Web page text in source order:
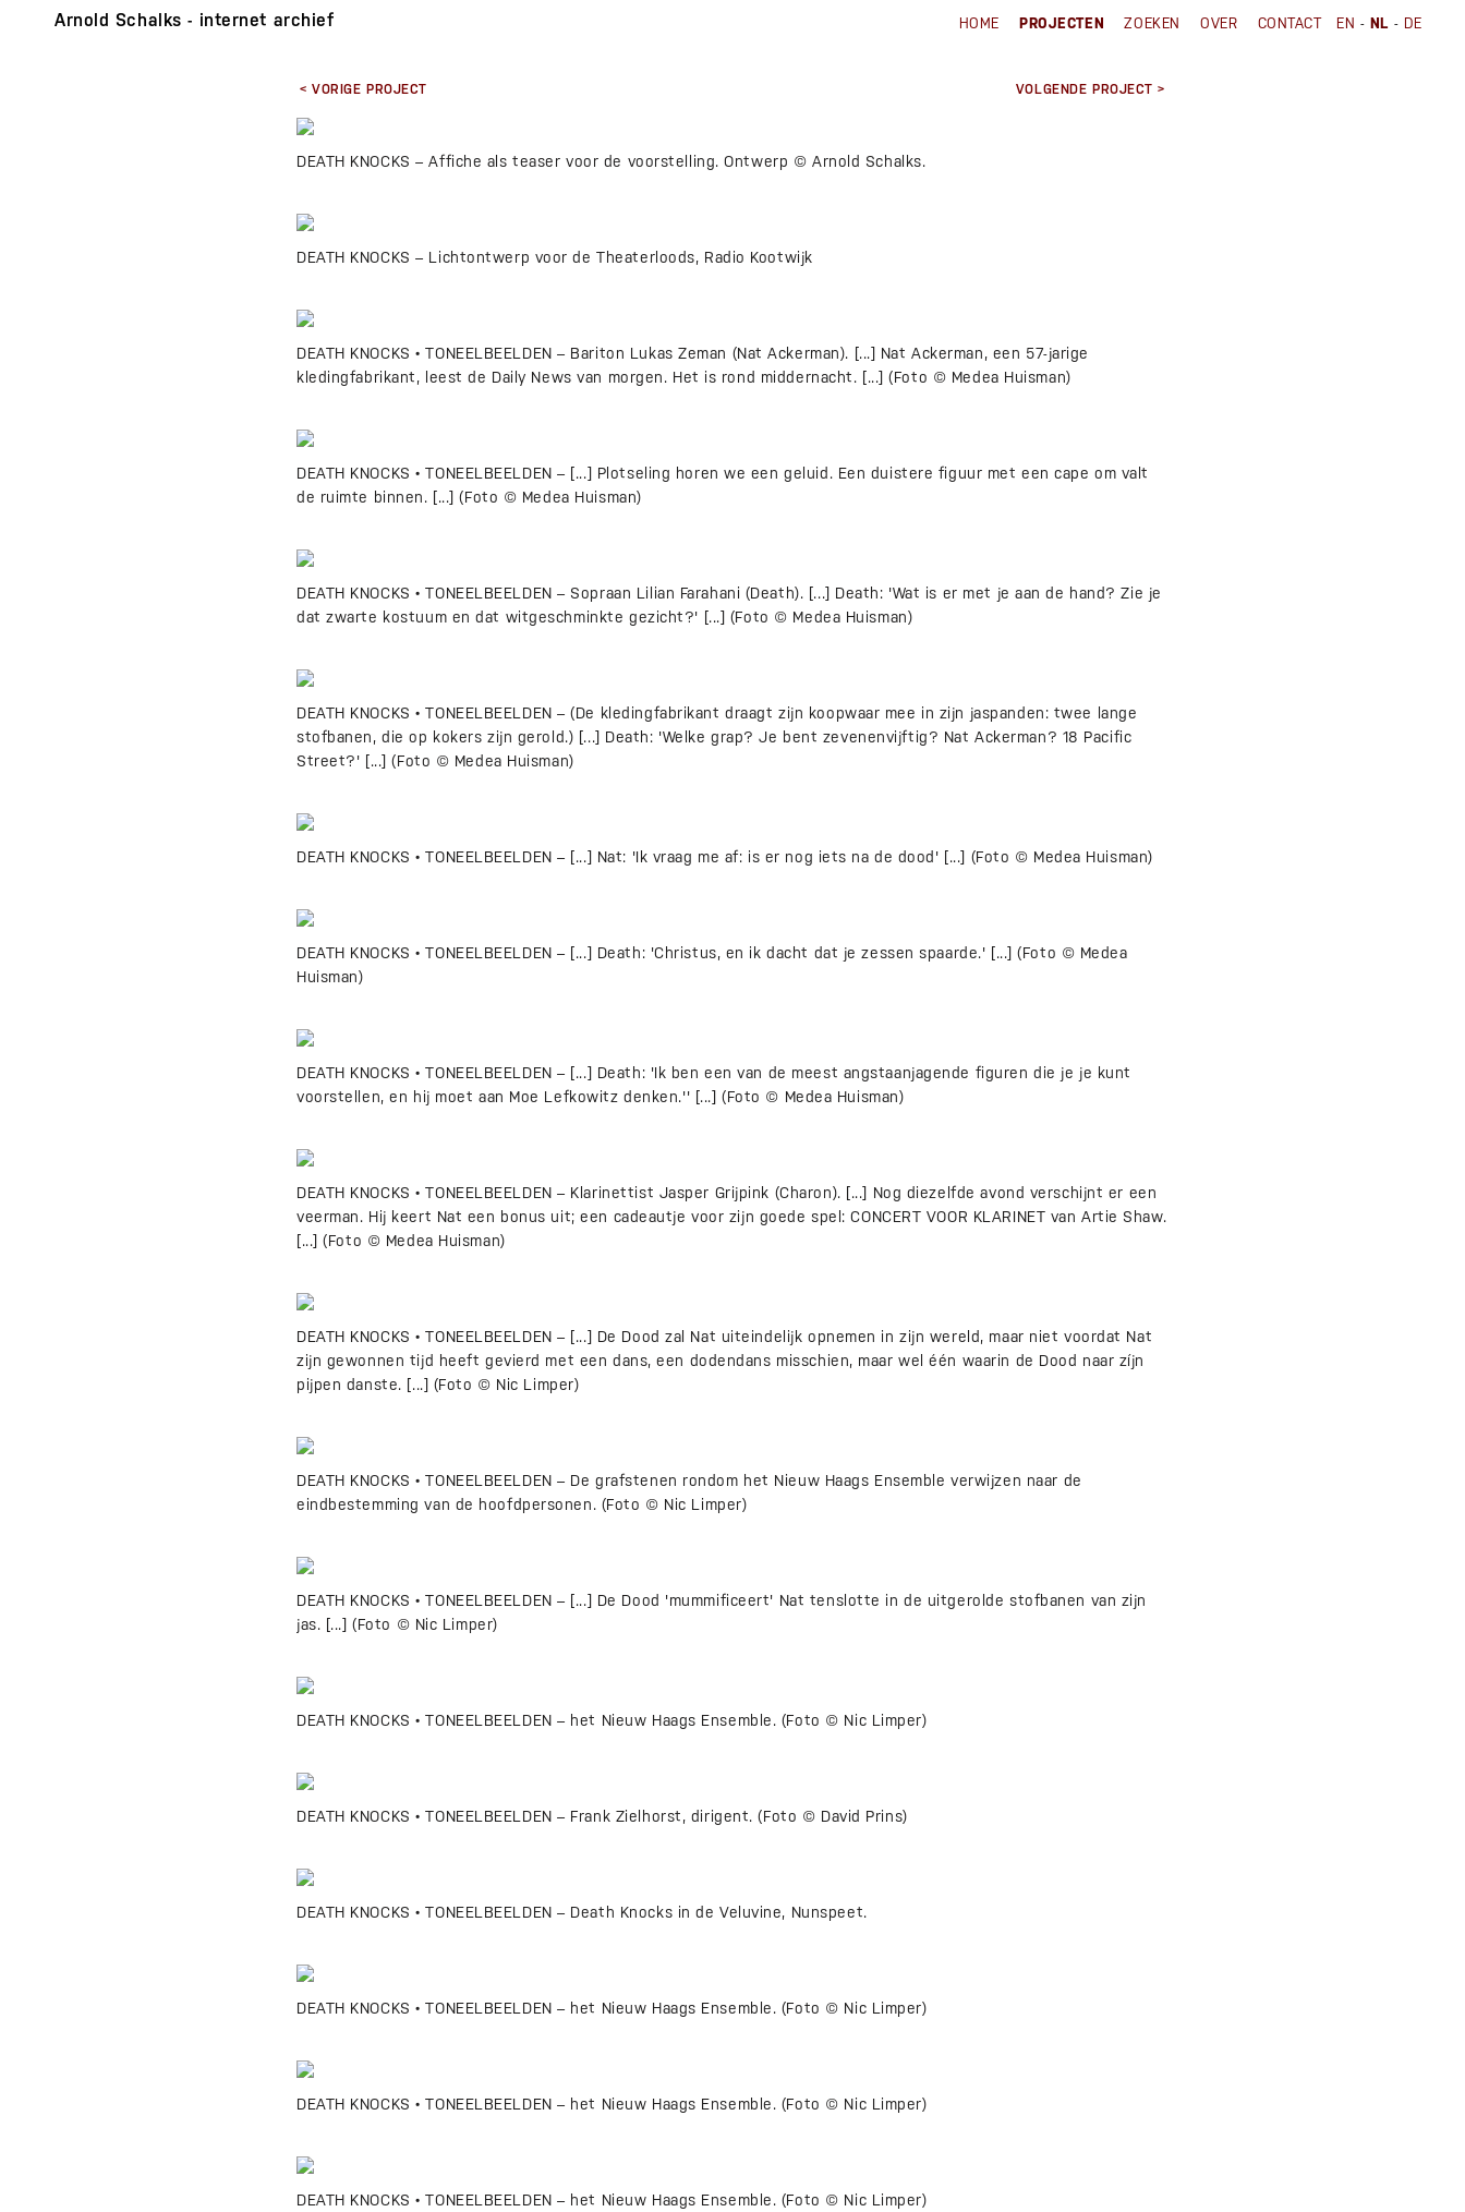
Arnold Schalks - internet archief HOME PROJECTEN ZOEKEN OVER CONTACT EN - NL - DE
< VORIGE PROJECT VOLGENDE PROJECT >
DEATH KNOCKS – Affiche als teaser voor de voorstelling. Ontwerp © Arnold Schalks.
DEATH KNOCKS – Lichtontwerp voor de Theaterloods, Radio Kootwijk
DEATH KNOCKS • TONEELBEELDEN – Bariton Lukas Zeman (Nat Ackerman). [...] Nat Ackerman, een 57-jarige
kledingfabrikant, leest de Daily News van morgen. Het is rond middernacht. [...] (Foto © Medea Huisman)
DEATH KNOCKS • TONEELBEELDEN – [...] Plotseling horen we een geluid. Een duistere figuur met een cape om valt
de ruimte binnen. [...] (Foto © Medea Huisman)
DEATH KNOCKS • TONEELBEELDEN – Sopraan Lilian Farahani (Death). [...] Death: 'Wat is er met je aan de hand? Zie je
dat zwarte kostuum en dat witgeschminkte gezicht?' [...] (Foto © Medea Huisman)
DEATH KNOCKS • TONEELBEELDEN – (De kledingfabrikant draagt zijn koopwaar mee in zijn jaspanden: twee lange
stofbanen, die op kokers zijn gerold.) [...] Death: 'Welke grap? Je bent zevenenvijftig? Nat Ackerman? 18 Pacific
Street?' [...] (Foto © Medea Huisman)
DEATH KNOCKS • TONEELBEELDEN – [...] Nat: 'Ik vraag me af: is er nog iets na de dood' [...] (Foto © Medea Huisman)
DEATH KNOCKS • TONEELBEELDEN – [...] Death: 'Christus, en ik dacht dat je zessen spaarde.' [...] (Foto © Medea
Huisman)
DEATH KNOCKS • TONEELBEELDEN – [...] Death: 'Ik ben een van de meest angstaanjagende figuren die je je kunt
voorstellen, en hij moet aan Moe Lefkowitz denken.'' [...] (Foto © Medea Huisman)
DEATH KNOCKS • TONEELBEELDEN – Klarinettist Jasper Grijpink (Charon). [...] Nog diezelfde avond verschijnt er een
veerman. Hij keert Nat een bonus uit; een cadeautje voor zijn goede spel: CONCERT VOOR KLARINET van Artie Shaw.
[...] (Foto © Medea Huisman)
DEATH KNOCKS • TONEELBEELDEN – [...] De Dood zal Nat uiteindelijk opnemen in zijn wereld, maar niet voordat Nat
zijn gewonnen tijd heeft gevierd met een dans, een dodendans misschien, maar wel één waarin de Dood naar zíjn
pijpen danste. [...] (Foto © Nic Limper)
DEATH KNOCKS • TONEELBEELDEN – De grafstenen rondom het Nieuw Haags Ensemble verwijzen naar de
eindbestemming van de hoofdpersonen. (Foto © Nic Limper)
DEATH KNOCKS • TONEELBEELDEN – [...] De Dood 'mummificeert' Nat tenslotte in de uitgerolde stofbanen van zijn
jas. [...] (Foto © Nic Limper)
DEATH KNOCKS • TONEELBEELDEN – het Nieuw Haags Ensemble. (Foto © Nic Limper)
DEATH KNOCKS • TONEELBEELDEN – Frank Zielhorst, dirigent. (Foto © David Prins)
DEATH KNOCKS • TONEELBEELDEN – Death Knocks in de Veluvine, Nunspeet.
DEATH KNOCKS • TONEELBEELDEN – het Nieuw Haags Ensemble. (Foto © Nic Limper)
DEATH KNOCKS • TONEELBEELDEN – het Nieuw Haags Ensemble. (Foto © Nic Limper)
DEATH KNOCKS • TONEELBEELDEN – het Nieuw Haags Ensemble. (Foto © Nic Limper)